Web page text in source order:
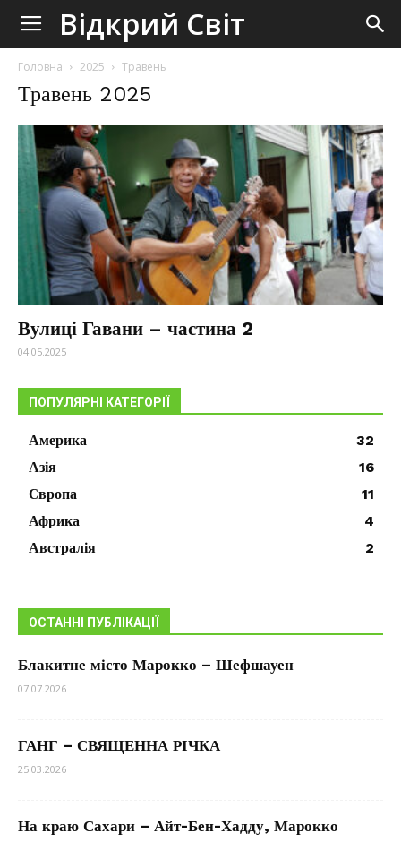
Відкрий Світ
Відкрий
Світ
Головна 2025 Травень
Травень 2025
Вулиці Гавани – частина 2
04.05.2025
ПОПУЛЯРНІ КАТЕГОРІЇ
Америка
32
Азія
16
Європа
11
Африка
4
Австралія
2
ОСТАННІ ПУБЛІКАЦІЇ
Блакитне місто Марокко – Шефшауен
07.07.2026
ГАНГ – СВЯЩЕННА РІЧКА
25.03.2026
На краю Сахари – Айт-Бен-Хадду, Марокко